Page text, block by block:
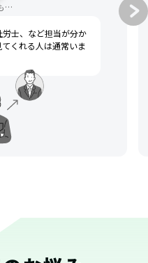
しても…
一般的によく挙げられるの
わかりにくい」です。